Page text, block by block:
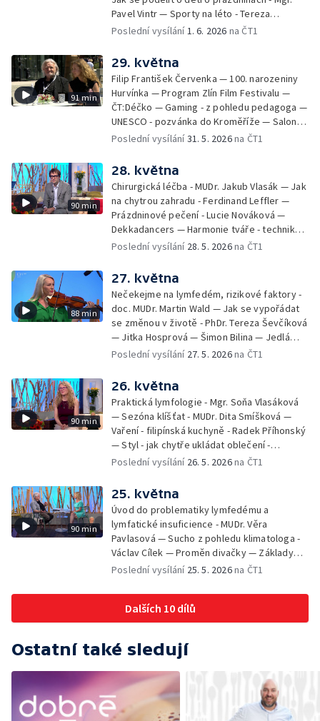
Pavel Vintr — Sporty na léto - Tereza
Michalová — Černé ovce — Změny v
v Českém ráji - Tomáš Jeřábek, Magdalena
Borová, Eva Váchová
Poslední vysílání1. 6. 2026 na ČT1
91 min
29. května
Filip František Červenka — 100. narozeniny
Hurvínka — Program Zlín Film Festivalu —
ČT:Déčko — Gaming - z pohledu pedagoga —
UNESCO - pozvánka do Kroměříže — Salon
filmových klapek
Poslední vysílání31. 5. 2026na ČT1
90 min
28. května
Chirurgická léčba - MUDr. Jakub Vlasák — Jak
na chytrou zahradu - Ferdinand Leffler —
Prázdninové pečení - Lucie Nováková —
Dekkadancers — Harmonie tváře - techniky
přírodního omlazení - Martina Kavecká —
Petr Bednařík — Počasí s Michalem Žákem
Poslední vysílání 28. 5. 2026na ČT1
88 min
27. května
Nečekejme na lymfedém, rizikové faktory -
doc. MUDr. Martin Wald — Jak se vypořádat
se změnou v životě - PhDr. Tereza Ševčíková
— Jitka Hosprová — Šimon Bilina — Jedlá
zahrada - Petra Matějková — Kulturní tipy
Poslední vysílání 27. 5. 2026na ČT1
90 min
26. května
Praktická lymfologie - Mgr. Soňa Vlasáková
— Sezóna klíšťat - MUDr. Dita Smíšková —
Vaření - filipínská kuchyně - Radek Příhonský
— Styl - jak chytře ukládat oblečení -
Veronika Slaninová — Běháme s dětmi - jak
Schneiderová — Colours of Ostrava - Filip
Košťálek a Jan Vojtko — Tajemství křišťálové
planety - Jan Maxián, Petr Horák a Adélka
Hesová — Český svaz ochránců přírody - Eva
Šrailová
Poslední vysílání 26. 5. 2026na ČT1
90 min
25. května
Úvod do problematiky lymfedému a
lymfatické insuficience - MUDr. Věra
Pavlasová — Sucho z pohledu klimatologa -
Václav Cílek — Proměn divačky — Základy
bezpečnosti dětí na inline bruslích - Petr
Zooterapie - praktické využití - Linda
Tinková — Pražské jaro - Klára Boudalová,
Marko Ivanović
Poslední vysílání 25. 5. 2026na ČT1
Dalších 10 dílů
Ostatní také sledují